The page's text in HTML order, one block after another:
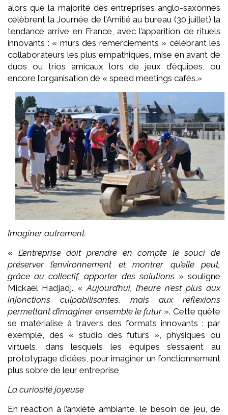
alors que la majorité des entreprises anglo-saxonnes
célèbrent la Journée de l’Amitié au bureau (30 juillet) la
tendance arrive en France, avec l’apparition de rituels
innovants : « murs des remerciements » célébrant les
collaborateurs les plus empathiques, mise en avant de
duos ou trios amicaux lors de jeux d’équipes, ou
encore l’organisation de « speed meetings cafés.»
Imaginer autrement.
« L’entreprise doit prendre en compte le souci de
préserver l’environnement et montrer qu’elle peut,
grâce au collectif, apporter des solutions » souligne
Mickaël Hadjadj. «Aujourd’hui, l’heure n’est plus aux
injonctions culpabilisantes, mais aux réflexions
permettant d’imaginer ensemble le futur». Cette quête
se matérialise à travers des formats innovants : par
exemple, des « studio des futurs », physiques ou
virtuels, dans lesquels les équipes s’essaient au
prototypage d’idées, pour imaginer un fonctionnement
plus sobre de leur entreprise
La curiosité joyeuse
En réaction à l’anxiété ambiante, le besoin de jeu, de